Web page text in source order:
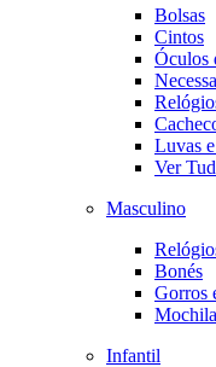
Bolsas
Cintos
Óculos
Luvas
Ver
Masculino
Bonés
Gorros
Infantil